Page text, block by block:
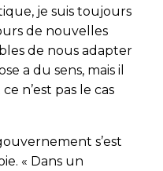
je suis toujours
de nouvelles
de nous adapter
a du sens, mais il
n’est pas le cas
s’est
« Dans un